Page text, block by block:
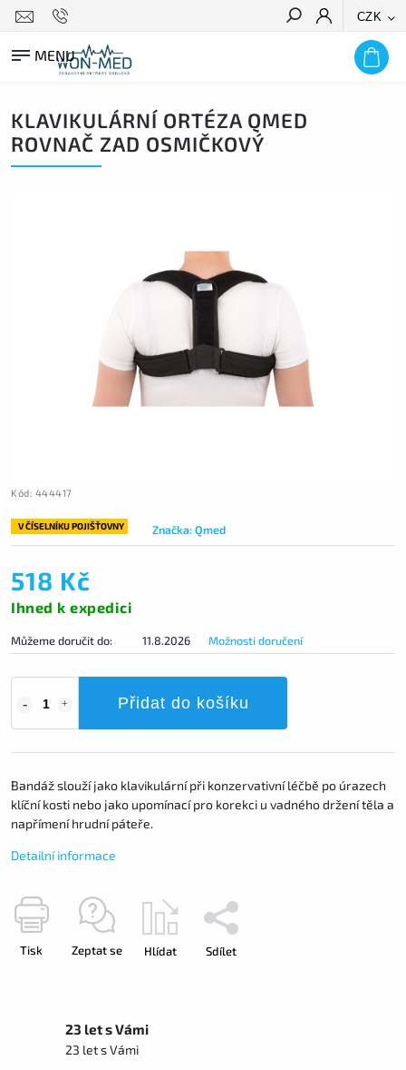
CZK
HLEDAT
KLAVIKULÁRNÍ ORTÉZA QMED
ROVNAČ ZAD OSMIČKOVÝ
Kód: 444417
V ČÍSELNÍKU POJIŠŤOVNY Značka:Qmed
518 Kč
Ihned k expedici
Můžeme doručit do: 11.8.2026 Možnosti doručení
Přidat do košíku
Bandáž slouží jako klavikulární při konzervativní léčbě po úrazech
klíční kosti nebo jako upomínací pro korekci u vadného držení těla a
napřímení hrudní páteře.
Detailní informace
Tisk Zeptat se Hlídat Sdílet
23 let s Vámi
23 let s Vámi